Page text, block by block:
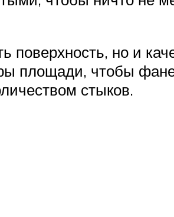
поверхность, но и
площади, чтобы
стыков.